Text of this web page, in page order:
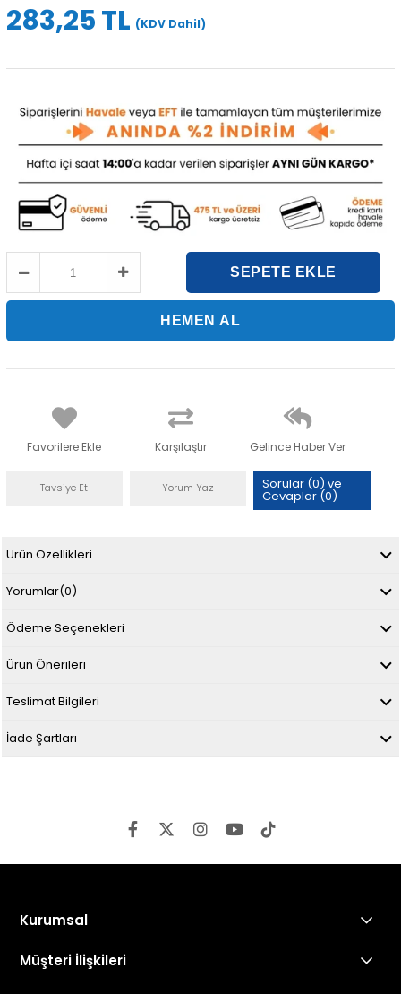
283,25 TL (KDV Dahil)
Favorilere Ekle Karşılaştır Gelince Haber Ver
Tavsiye Et Yorum Yaz Sorular (0) ve
Cevaplar (0)
Ürün Özellikleri
Yorumlar(0)
Ödeme Seçenekleri
Ürün Önerileri
Teslimat Bilgileri
İade Şartları
Kurumsal
Müşteri İlişkileri